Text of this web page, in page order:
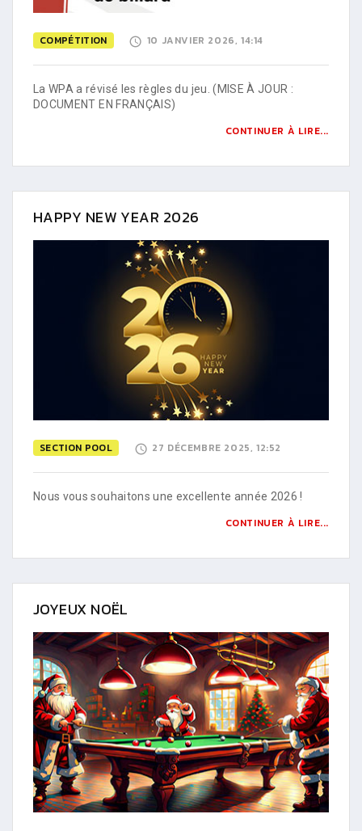
COMPÉTITION 10 JANVIER 2026, 14:14
La WPA a révisé les règles du jeu. (MISE À JOUR :
DOCUMENT EN FRANÇAIS)
CONTINUER À LIRE...
HAPPY NEW YEAR 2026
SECTION POOL 27 DÉCEMBRE 2025, 12:52
Nous vous souhaitons une excellente année 2026 !
CONTINUER À LIRE...
JOYEUX NOËL